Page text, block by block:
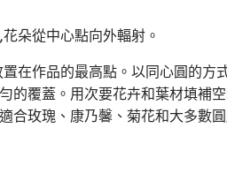
朵從中心點向外輻射。
在作品的最高點。以同心圓的方
的覆蓋。用次要花卉和葉材填補
合玫瑰、康乃馨、菊花和大多數